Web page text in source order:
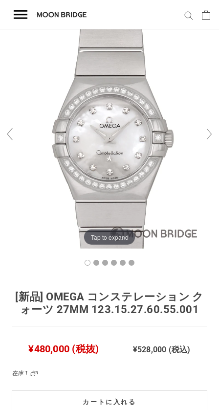
テ
会社概要
お問い合わせ
Tap to expand
[新品] OMEGA コンステレーション ク
ォーツ 27MM 123.15.27.60.55.001
¥480,000 (税抜) ¥528,000 (税込)
在庫 1 点!!
カートに入れる